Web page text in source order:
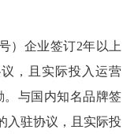
企业签订2年以上
，且实际投入运营
。与国内知名品牌签
入驻协议，且实际投